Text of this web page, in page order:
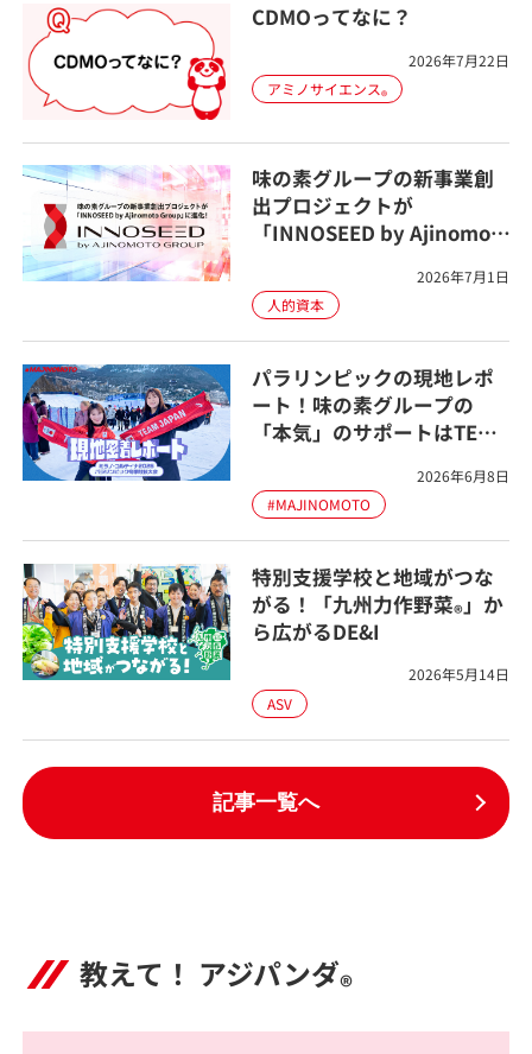
CDMOってなに？
アミノサイエンス®
2026年7月22日
味の素グループの新事業創
出プロジェクトが
「INNOSEED by Ajinomoto
ってどういうこと？
人的資本
2026年7月1日
パラリンピックの現地レポ
ート！味の素グループの
「本気」のサポートはTEAM
#MAJINOMOTO
#MAJINOMOTO
2026年6月8日
特別支援学校と地域がつな
がる！「九州力作野菜®」か
ら広がるDE&I
ASV
2026年5月14日
記事一覧へ
教えて！ アジパンダ®